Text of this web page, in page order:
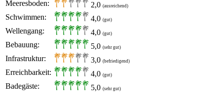
Meeresboden: 2,0 (ausreichend)
Schwimmen: 4,0 (gut)
Wellengang: 4,0 (gut)
Bebauung: 5,0 (sehr gut)
Infrastruktur: 3,0 (befriedigend)
Erreichbarkeit: 4,0 (gut)
Badegäste: 5,0 (sehr gut)